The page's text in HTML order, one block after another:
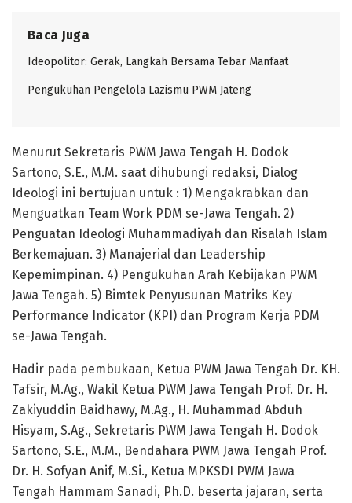
Baca Juga
Ideopolitor: Gerak, Langkah Bersama Tebar Manfaat
Pengukuhan Pengelola Lazismu PWM Jateng
Menurut Sekretaris PWM Jawa Tengah H. Dodok
Sartono, S.E., M.M. saat dihubungi redaksi, Dialog
Ideologi ini bertujuan untuk : 1) Mengakrabkan dan
Menguatkan Team Work PDM se-Jawa Tengah. 2)
Penguatan Ideologi Muhammadiyah dan Risalah Islam
Berkemajuan. 3) Manajerial dan Leadership
Kepemimpinan. 4) Pengukuhan Arah Kebijakan PWM
Jawa Tengah. 5) Bimtek Penyusunan Matriks Key
Performance Indicator (KPI) dan Program Kerja PDM
se-Jawa Tengah.
Hadir pada pembukaan, Ketua PWM Jawa Tengah Dr. KH.
Tafsir, M.Ag., Wakil Ketua PWM Jawa Tengah Prof. Dr. H.
Zakiyuddin Baidhawy, M.Ag., H. Muhammad Abduh
Hisyam, S.Ag., Sekretaris PWM Jawa Tengah H. Dodok
Sartono, S.E., M.M., Bendahara PWM Jawa Tengah Prof.
Dr. H. Sofyan Anif, M.Si., Ketua MPKSDI PWM Jawa
Tengah Hammam Sanadi, Ph.D. beserta jajaran, serta